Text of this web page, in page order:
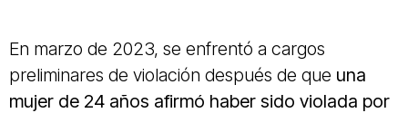
En marzo de 2023, se enfrentó a cargos
preliminares de violación después de que una
mujer de 24 años afirmó haber sido violada por